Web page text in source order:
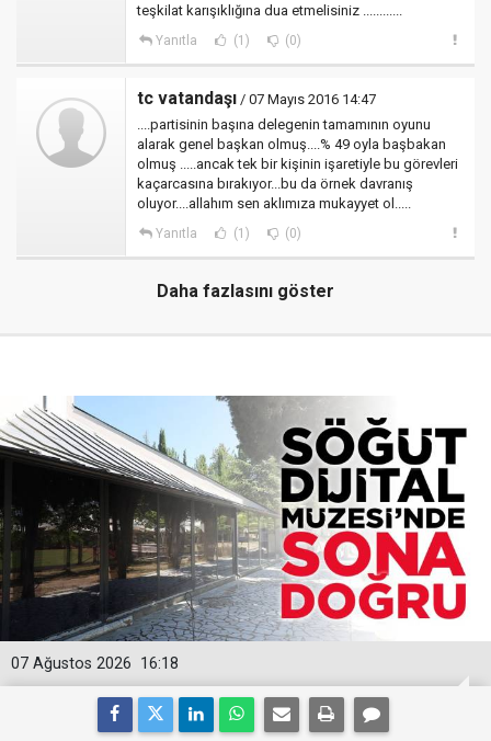
teşkilat karışıklığına dua etmelisiniz ............
Yanıtla (1) (0)
tc vatandaşı / 07 Mayıs 2016 14:47
....partisinin başına delegenin tamamının oyunu
alarak genel başkan olmuş....% 49 oyla başbakan
olmuş .....ancak tek bir kişinin işaretiyle bu görevleri
kaçarcasına bırakıyor...bu da örnek davranış
oluyor....allahım sen aklımıza mukayyet ol.....
Yanıtla (1) (0)
Daha fazlasını göster
16:18
07 Ağustos 2026